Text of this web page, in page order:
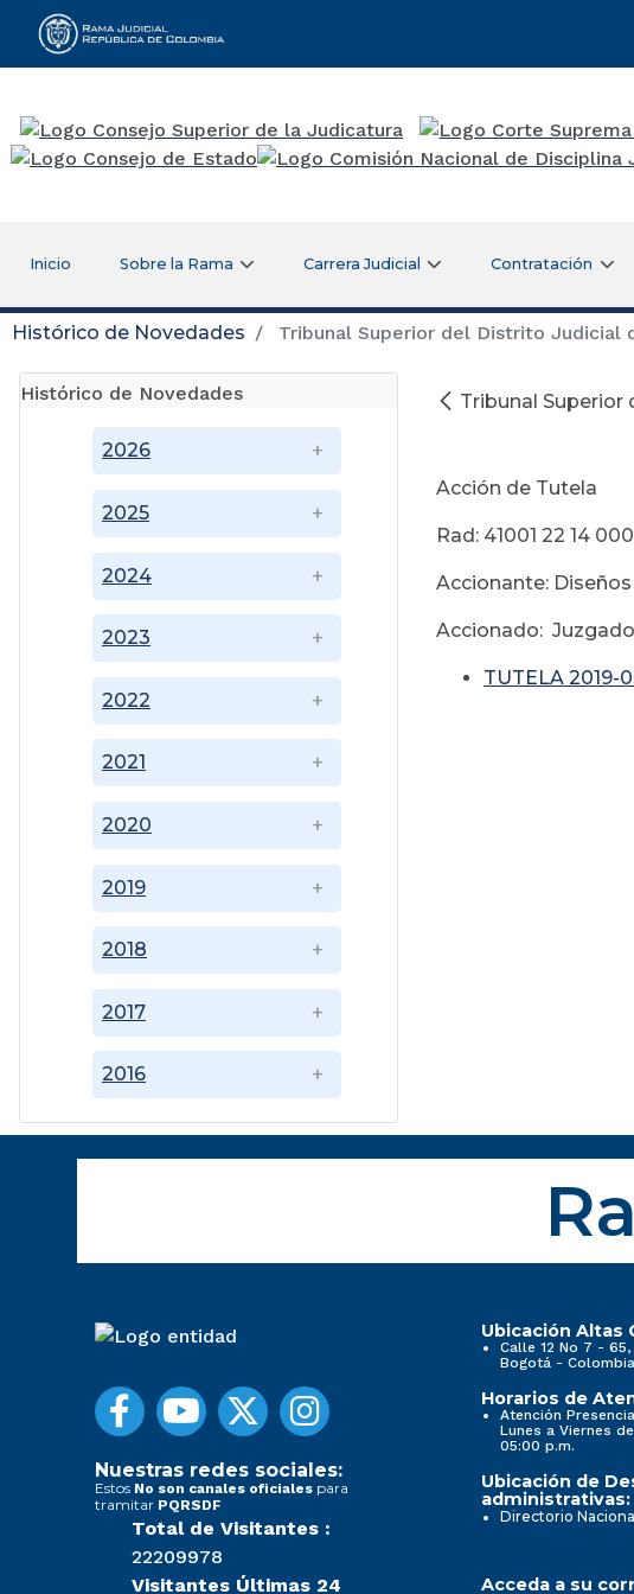
Rama Judicial
Inicio Sobre la Rama Carrera Judicial Contratación
Histórico de Novedades Tribunal Superior del Distrito Judicial
Histórico de Novedades
2016
2017
2018
2019
2020
2021
2022
2023
2024
2025
2026
Tribunal Superior
Acción de Tutela
Rad: 41001 22 14
Accionante:
Accionado:
TUTELA 2019-
Nuestras redes sociales:
Estos No son canales oficiales para
tramitar PQRSDF
Total de Visitantes :
22209978
Visitantes Últimas 24
Ubicación Altas
Calle 12 No 7 -
Bogotá - Colombia
Horarios de
Atención
Lunes a Viernes
05:00 p.m.
Ubicación de
administrativas:
Directorio Nacional
Acceda a su